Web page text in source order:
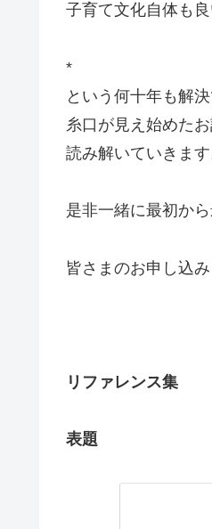
子育て文化自体も
*
という何十年も解
糸口が見え始めた
読み解いていきます
是非一緒に最初か
皆さまのお申し込
リファレンス集
表題